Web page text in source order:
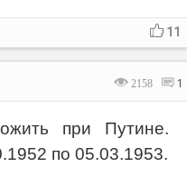
11
2158 1
при Путине.
по 05.03.1953.